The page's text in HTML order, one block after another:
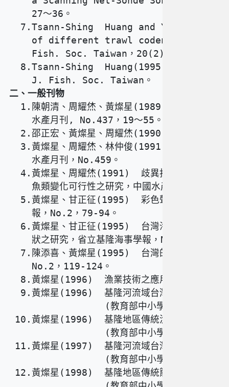
    27～36。
7.Tsann-Shing  Huang and Yao-Show
of different trawl codend design
Fish. Soc. Taiwan，20(2):27～36
8.Tsann-Shing  Huang(1995)。 The
二、一般刊物
1.陳朝清、周耀烋、黃燦星(1989)  曳網中之魚
水產月刊, No.437，19～55
2.邵正宏、黃燦星、周耀烋(1990)  蘇澳沿岸地
3.黃燦星、周耀烋、林仲俊(1991)  拖網具的監
水產月刊，
4.黃燦星、周耀烋(1991)  歧異指數測度臺灣海
魚類變化可行性之研究，中國水產月
5.黃燦星、甘正征(1995)  彩色聲納的操作方式
報，No.2
6.黃燦星、甘正征(1995)  台灣海峽北部底拖網
狀之研究，省立基隆海事學報，No.2
7.陳添喜、黃燦星(1995)  台灣的淡水龜，省
No.2，
8.黃燦星(1996)  漁業技術之應用，省立基
9.黃燦星(1996)  基隆河流域台灣斑龜分佈調
(教育部中小學
10.黃燦星(1996)  基隆地區傳統漁
                 (教育部中小學科教計畫專案)
11.黃燦星(1997)  基隆河流域台灣斑龜分佈調
                 (教育部中小學科教計畫專案)
12.黃燦星(1998)  基隆地區傳統